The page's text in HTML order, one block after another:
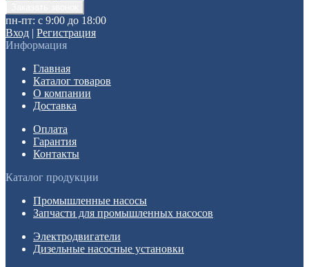
пн-пт: с 9:00 до 18:00
Вход | Регистрация
Информация
Главная
Каталог товаров
О компании
Доставка
Оплата
Гарантия
Контакты
Каталог продукции
Промышленные насосы
Запчасти для промышленных насосов
Электродвигатели
Дизельные насосные установки